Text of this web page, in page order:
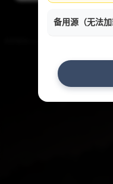
备用源（无法加